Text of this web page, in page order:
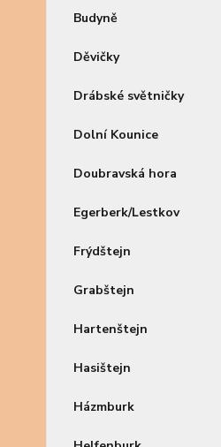
Budyně
Děvičky
Drábské světničky
Dolní Kounice
Doubravská hora
Egerberk/Lestkov
Frýdštejn
Grabštejn
Hartenštejn
Hasištejn
Házmburk